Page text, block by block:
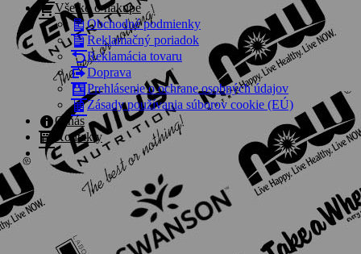
Všetko o nákupe
Obchodné podmienky
Reklamačný poriadok
Reklamácia tovaru
Doprava
Prehlásenie o ochrane osobných údajov
Zásady používania súborov cookie (EÚ)
O nás
Kontakty